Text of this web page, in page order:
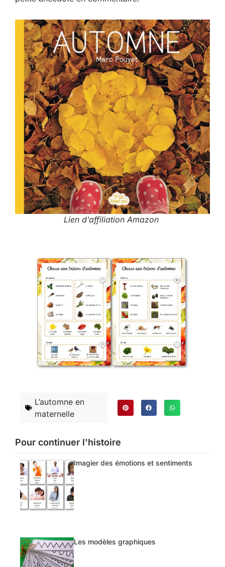
Lien d’affiliation Amazon
L’automne en
maternelle
Pour continuer l'histoire
Imagier des émotions et sentiments
Les modèles graphiques